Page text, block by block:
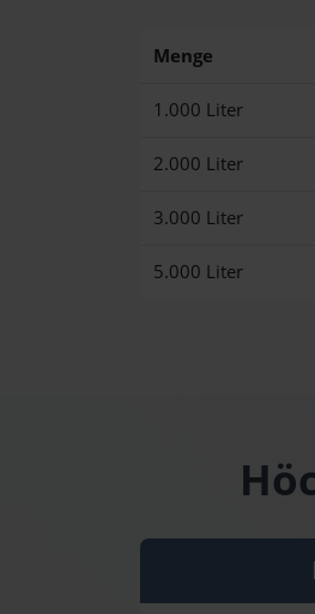
Menge
1.000 Liter
2.000 Liter
3.000 Liter
5.000 Liter